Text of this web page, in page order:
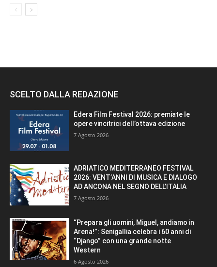
SCELTO DALLA REDAZIONE
Edera Film Festival 2026: premiate le
opere vincitrici dell’ottava edizione
7 Agosto 2026
ADRIATICO MEDITERRANEO FESTIVAL
2026: VENT’ANNI DI MUSICA E DIALOGO
AD ANCONA NEL SEGNO DELL’ITALIA
7 Agosto 2026
“Prepara gli uomini, Miguel, andiamo in
Arena!”: Senigallia celebra i 60 anni di
“Django” con una grande notte
Western
6 Agosto 2026